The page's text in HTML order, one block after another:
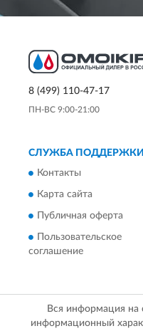
8 (499) 110-47-17
ПН-ВС 9:00-21:00
СЛУЖБА ПОДДЕРЖКИ
Контакты
Карта сайта
Публичная оферта
Пользовательское
соглашение
Вся информация на
информационный